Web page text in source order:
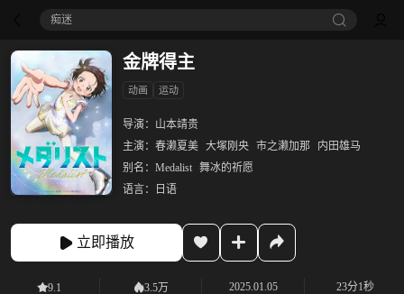
痴迷
金牌得主
动画 运动
导演： 山本靖贵
主演： 春濑夏美 大塚刚央 市之濑加那
内田雄马
别名： Medalist 舞冰的祈愿
语言：
日语
立即播放
9.1 3.5万
2025.01.05
23分1秒